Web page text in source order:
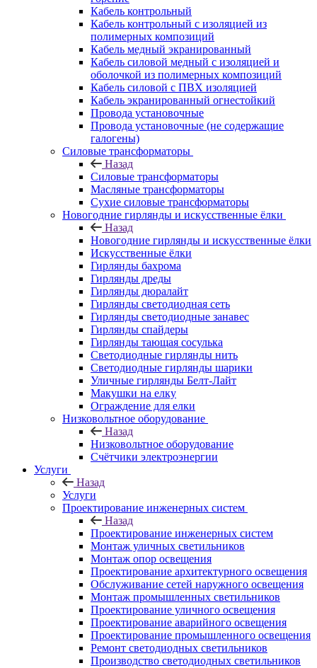
Кабель контрольный
Кабель контрольный с изоляцией из
полимерных композиций
Кабель медный экранированный
Кабель силовой медный с изоляцией и
оболочкой из полимерных композиций
Кабель силовой с ПВХ изоляцией
Кабель экранированный огнестойкий
Провода установочные
Провода установочные (не содержащие
галогены)
Силовые трансформаторы
Назад
Силовые трансформаторы
Масляные трансформаторы
Сухие силовые трансформаторы
Новогодние гирлянды и искусственные ёлки
Назад
Новогодние гирлянды и искусственные ёлки
Искусственные ёлки
Гирлянды бахрома
Гирлянды дреды
Гирлянды дюралайт
Гирлянды светодиодная сеть
Гирлянды светодиодные занавес
Гирлянды спайдеры
Гирлянды тающая сосулька
Светодиодные гирлянды нить
Светодиодные гирлянды шарики
Уличные гирлянды Белт-Лайт
Макушки на елку
Ограждение для елки
Низковольтное оборудование
Назад
Низковольтное оборудование
Счётчики электроэнергии
Услуги
Назад
Услуги
Проектирование инженерных систем
Назад
Проектирование инженерных систем
Монтаж уличных светильников
Монтаж опор освещения
Проектирование архитектурного освещения
Обслуживание сетей наружного освещения
Монтаж промышленных светильников
Проектирование уличного освещения
Проектирование аварийного освещения
Проектирование промышленного освещения
Ремонт светодиодных светильников
Производство светодиодных светильников